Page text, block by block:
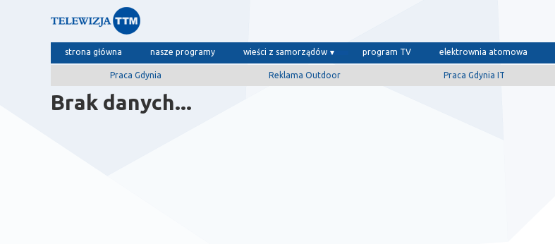
strona główna nasze programy wieści z samorządów program TV elektrownia atomowa
Praca Gdynia Reklama Outdoor Praca Gdynia IT
Brak danych...